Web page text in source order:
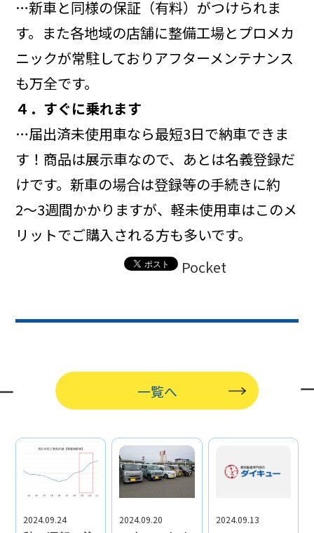
…新車と同様の保証（有料）がつけられま
す。また各地域の店舗に整備工場とプロメカ
ニックが常駐しておりアフターメンテナンス
も万全です。
４．すぐに乗れます
…届出済未使用車なら最短3日で納車できま
す！商品は展示車なので、あとは名義登録だ
けです。新車の場合は登録等の手続きに約
2〜3週間かかりますが、軽未使用車はこのメ
リットでご購入される方も多いです。
Pocket
一覧へ
2024.09.24 2024.09.20 2024.09.13